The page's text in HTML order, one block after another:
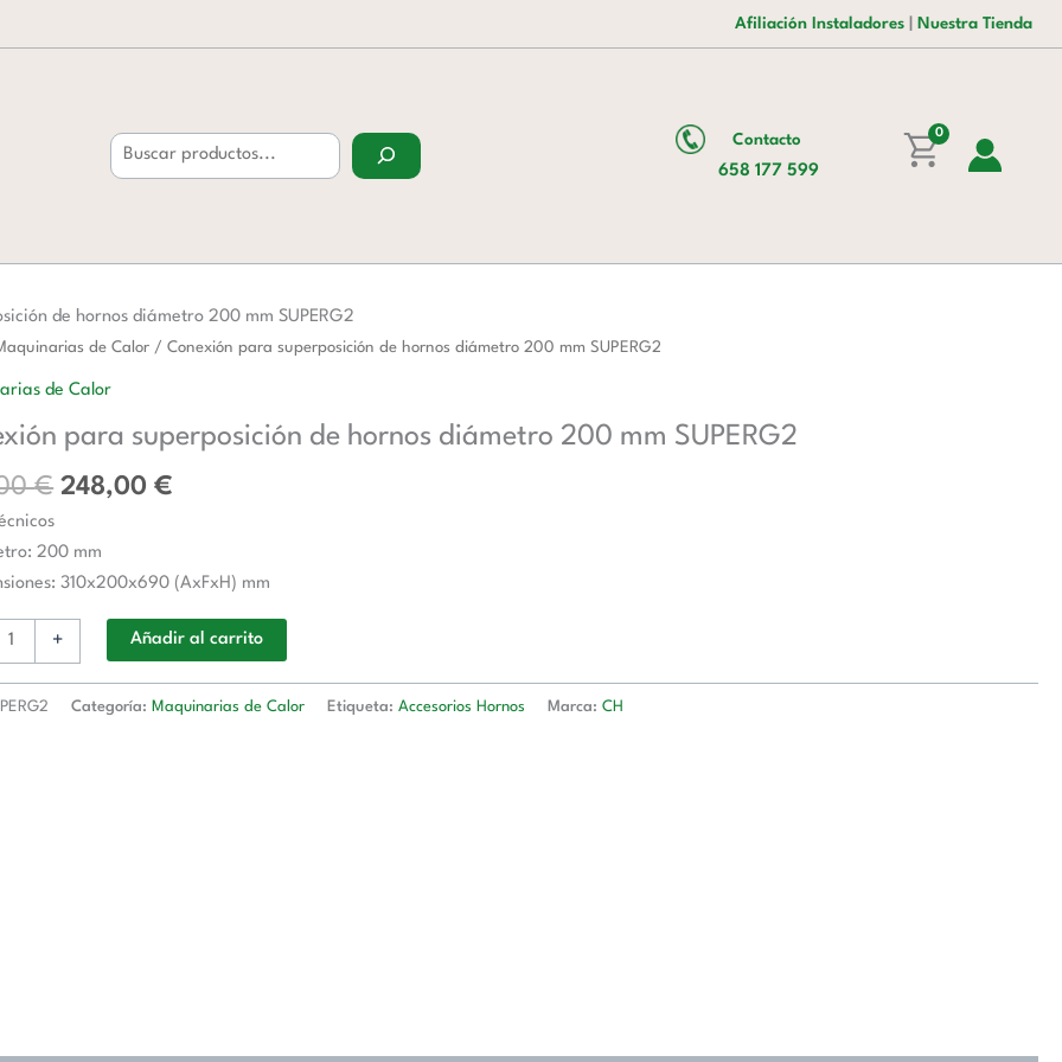
Afiliación Instaladores Nuestra Tienda
Contacto
658 177 599
0
de hornos diámetro 200 mm SUPERG2
de Calor / Conexión para superposición de hornos diámetro 200 mm SUPERG2
de Calor
para superposición de hornos diámetro 200 mm SUPERG2
€
El
precio
era:
403,00 €.
248,00€
El
es:
200 mm
310x200x690 (AxFxH) mm
+ Añadir al carrito
Categoría: Maquinarias de Calor Etiqueta:Accesorios Hornos Marca:CH
403,00 €.248,00 €.
hornos
mm
SUPERG2